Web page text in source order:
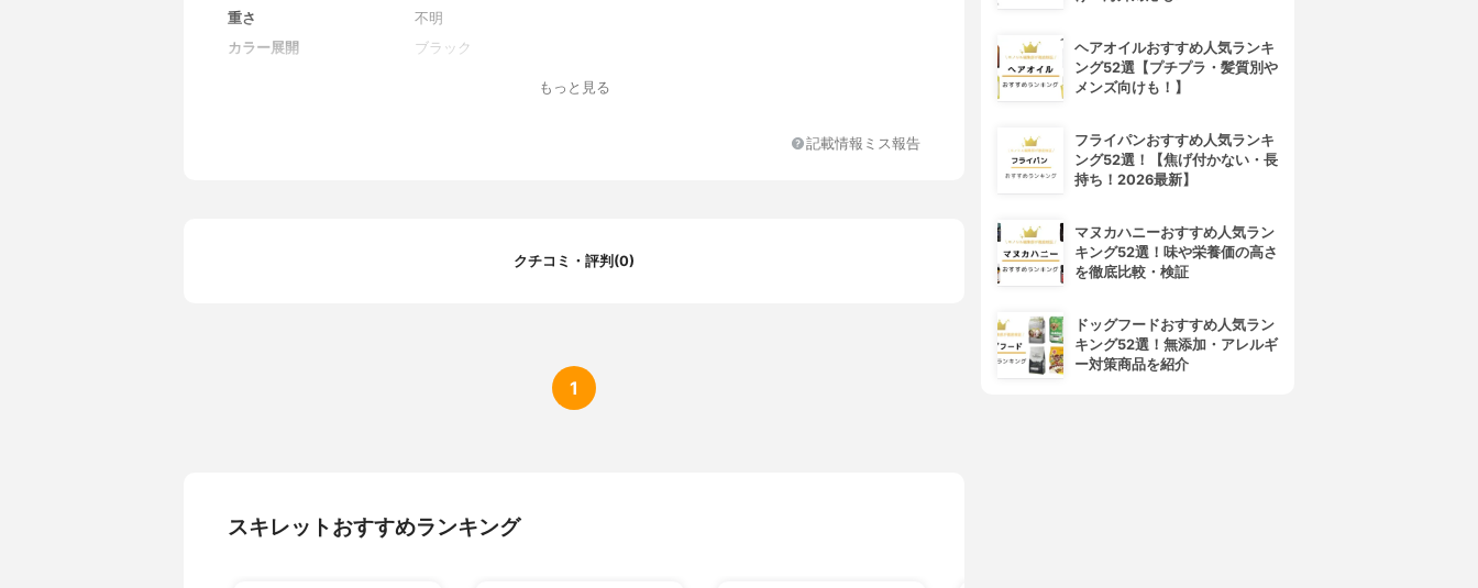
重さ
不明
カラー展開
ブラック
もっと見る
記載情報ミス報告
クチコミ・評判(0)
1
スキレットおすすめランキング
ヘアオイルおすすめ人気ランキ
ング52選【プチプラ・髪質別や
メンズ向けも！】
フライパンおすすめ人気ランキ
ング52選！【焦げ付かない・長
持ち！2026最新】
マヌカハニーおすすめ人気ラン
キング52選！味や栄養価の高さ
を徹底比較・検証
ドッグフードおすすめ人気ラン
キング52選！無添加・アレルギ
ー対策商品を紹介